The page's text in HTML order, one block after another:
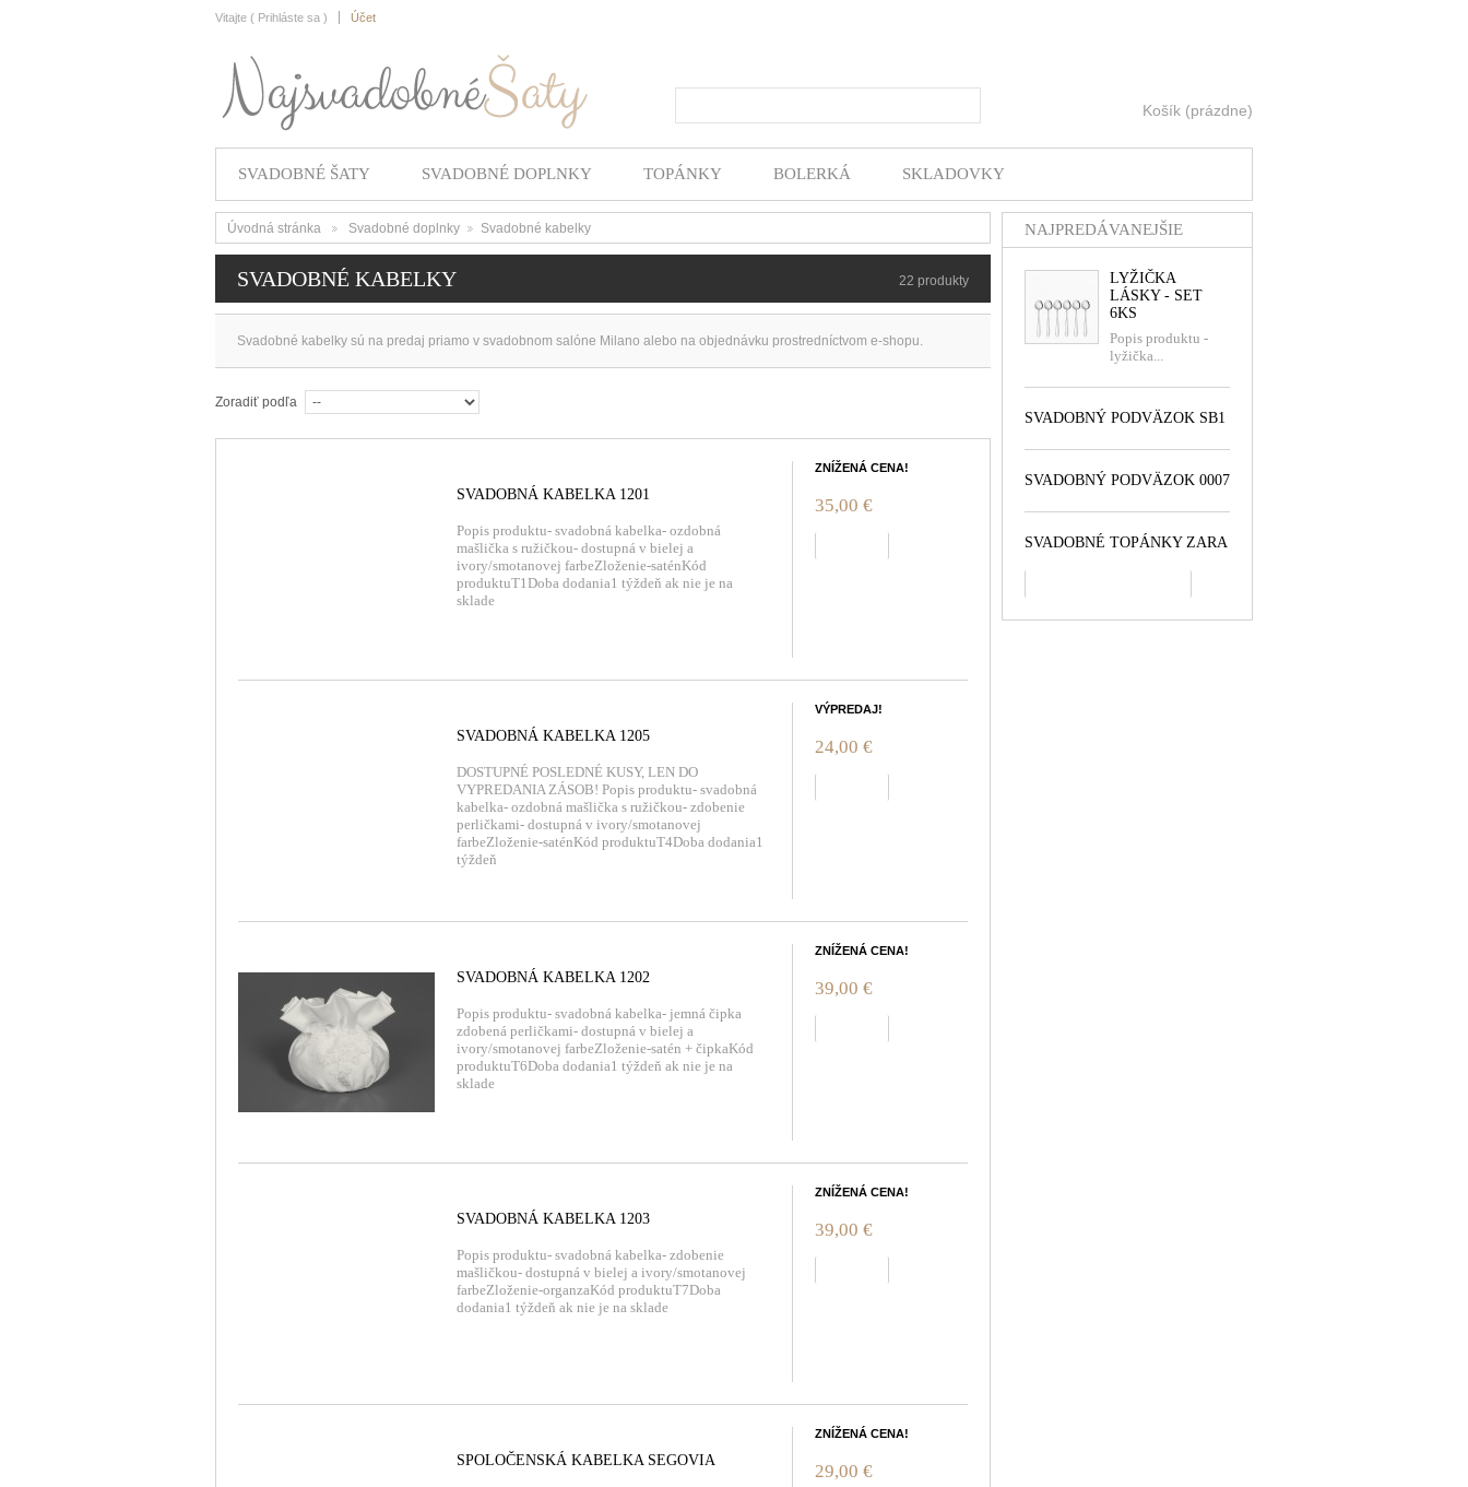
Vitajte ( Prihláste sa ) Účet
Košík (prázdne)
SVADOBNÉ ŠATY SVADOBNÉ DOPLNKY TOPÁNKY BOLERKÁ SKLADOVKY
Úvodná stránka
>
Svadobné doplnky
>
Svadobné kabelky
SVADOBNÉ KABELKY 22 produkty
Svadobné kabelky sú na predaj priamo v svadobnom salóne Milano alebo na objednávku prostredníctvom e-shopu.
Zoradiť podľa
SVADOBNÁ KABELKA 1201
Popis produktu- svadobná kabelka- ozdobná
mašlička s ružičkou- dostupná v bielej a
ivory/smotanovej farbeZloženie-saténKód
produktuT1Doba dodania1 týždeň ak nie je na
sklade
ZNÍŽENÁ CENA!
35,00 €
SVADOBNÁ KABELKA 1205
DOSTUPNÉ POSLEDNÉ KUSY, LEN DO
VYPREDANIA ZÁSOB! Popis produktu- svadobná
kabelka- ozdobná mašlička s ružičkou- zdobenie
perličkami- dostupná v ivory/smotanovej
farbeZloženie-saténKód produktuT4Doba dodania1
týždeň
VÝPREDAJ!
24,00 €
SVADOBNÁ KABELKA 1202
Popis produktu- svadobná kabelka- jemná čipka
zdobená perličkami- dostupná v bielej a
ivory/smotanovej farbeZloženie-satén + čipkaKód
produktuT6Doba dodania1 týždeň ak nie je na
sklade
ZNÍŽENÁ CENA!
39,00 €
SVADOBNÁ KABELKA 1203
Popis produktu- svadobná kabelka- zdobenie
mašličkou- dostupná v bielej a ivory/smotanovej
farbeZloženie-organzaKód produktuT7Doba
dodania1 týždeň ak nie je na sklade
ZNÍŽENÁ CENA!
39,00 €
SPOLOČENSKÁ KABELKA SEGOVIA
ZNÍŽENÁ CENA!
29,00 €
NAJPREDÁVANEJŠIE
LYŽIČKA
LÁSKY - SET
6KS
Popis produktu -
lyžička...
SVADOBNÝ PODVÄZOK SB1
SVADOBNÝ PODVÄZOK 0007
SVADOBNÉ TOPÁNKY ZARA